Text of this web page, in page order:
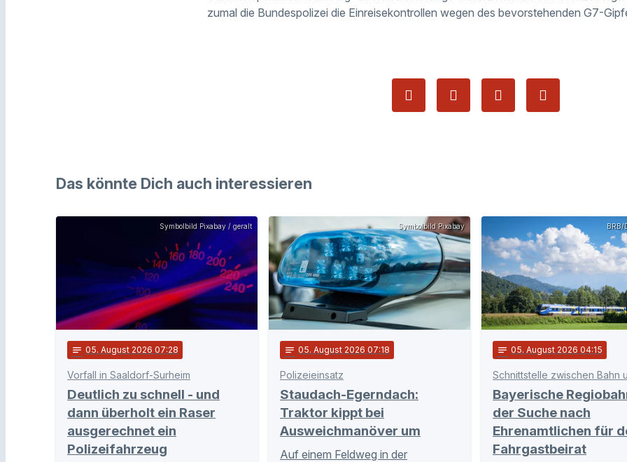
zumal die Bundespolizei die Einreisekontrollen wegen des bevorstehenden G7-
Das könnte Dich auch interessieren
Symbolbild Pixabay / geralt
notes 05. August 2026 07:28
Vorfall in Saaldorf-Surheim
Deutlich zu schnell - und
dann überholt ein Raser
ausgerechnet ein
Polizeifahrzeug
Symbolbild Pixabay
notes 05. August 2026 07:18
Polizeieinsatz
Staudach-Egerndach:
Traktor kippt bei
Ausweichmanöver um
Auf einem Feldweg in der
BRB/
notes 05. August 2026 04:15
Bayerische
der Suche nach
Ehrenamtlichen für
Fahrgastbeirat